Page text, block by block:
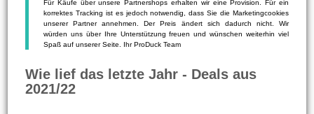
Für Käufe über unsere Partnershops erhalten wir eine Provision. Für ein
korrektes Tracking ist es jedoch notwendig, dass Sie die Marketingcookies
unserer Partner annehmen. Der Preis ändert sich dadurch nicht. Wir
würden uns über Ihre Unterstützung freuen und wünschen weiterhin viel
Spaß auf unserer Seite. Ihr ProDuck Team
Wie lief das letzte Jahr - Deals aus
2021/22